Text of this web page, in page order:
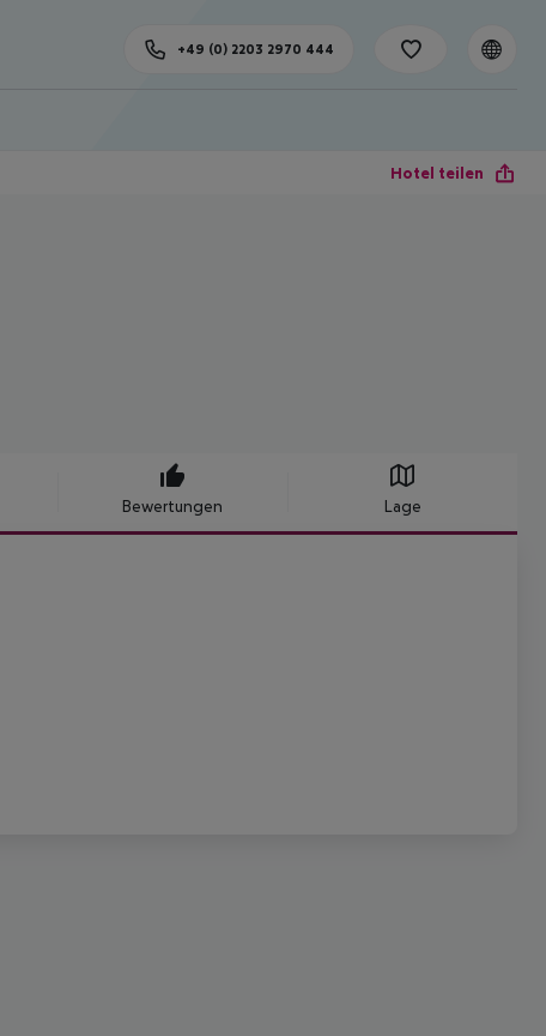
+49 (0) 2203 2970 444
Hotel teilen
Bewertungen Lage